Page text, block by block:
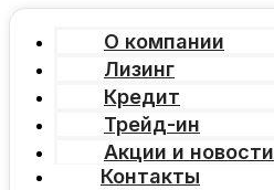
О компании
Лизинг
Кредит
Трейд-ин
Акции и новости
Контакты